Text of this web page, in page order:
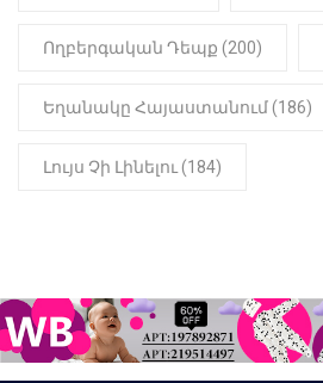
Ողբերգական Դեպք (200)
Եղանակը Հայաստանում (186)
Լույս Չի Լինելու (184)